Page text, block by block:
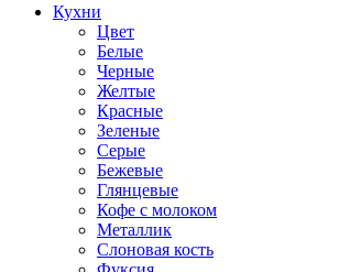
Кухни
Цвет
Белые
Черные
Желтые
Красные
Зеленые
Серые
Бежевые
Глянцевые
Кофе с молоком
Металлик
Слоновая кость